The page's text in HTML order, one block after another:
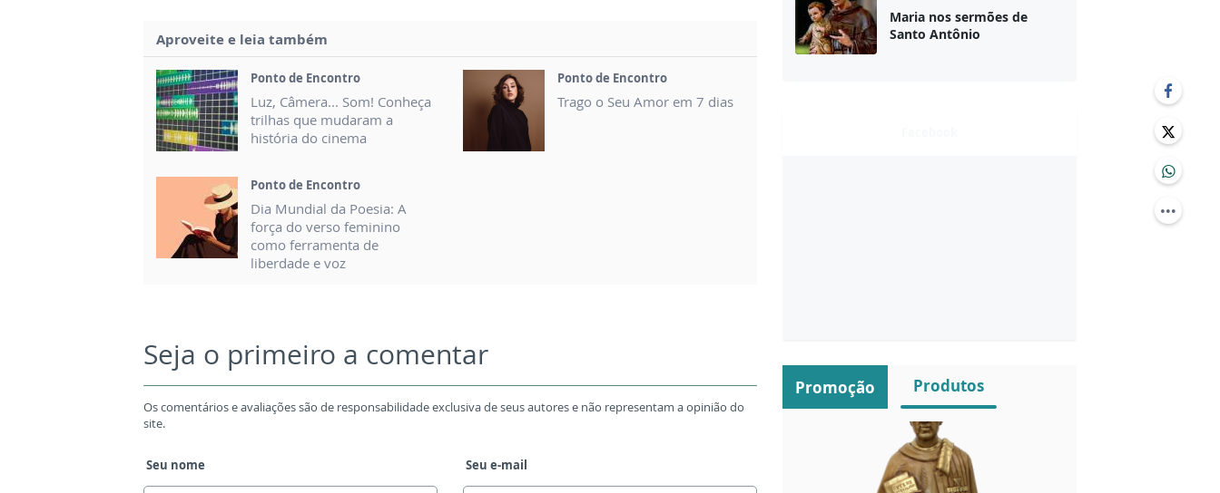
Aproveite e leia também
Ponto de Encontro
Luz, Câmera... Som! Conheça
trilhas que mudaram a
história do cinema
Ponto de Encontro
Trago o Seu Amor em 7 dias
Ponto de Encontro
Dia Mundial da Poesia: A
força do verso feminino
como ferramenta de
liberdade e voz
Seja o primeiro a comentar
Os comentários e avaliações são de responsabilidade exclusiva de seus autores e não representam a opinião do
site.
Seu nome Seu e-mail
Promoção Produtos
Maria nos sermões de
Santo Antônio